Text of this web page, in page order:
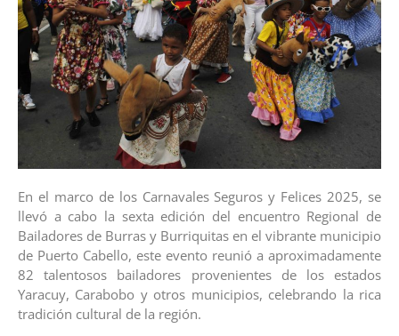
En el marco de los Carnavales Seguros y Felices 2025, se
llevó a cabo la sexta edición del encuentro Regional de
Bailadores de Burras y Burriquitas en el vibrante municipio
de Puerto Cabello, este evento reunió a aproximadamente
82 talentosos bailadores provenientes de los estados
Yaracuy, Carabobo y otros municipios, celebrando la rica
tradición cultural de la región.